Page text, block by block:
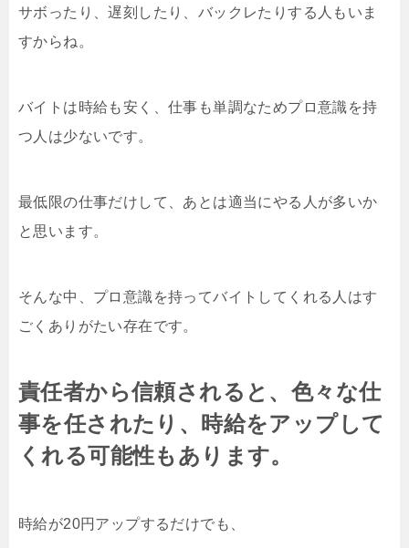
サボったり、遅刻したり、バックレたりする人もいま
すからね。
バイトは時給も安く、仕事も単調なためプロ意識を持
つ人は少ないです。
最低限の仕事だけして、あとは適当にやる人が多いか
と思います。
そんな中、プロ意識を持ってバイトしてくれる人はす
ごくありがたい存在です。
責任者から信頼されると、色々な仕
事を任されたり、時給をアップして
くれる可能性もあります。
時給が20円アップするだけでも、